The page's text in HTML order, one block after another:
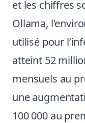
et les chiffres
Ollama,
utilisé pour
atteint 52
mensuels au
une
100 000 au